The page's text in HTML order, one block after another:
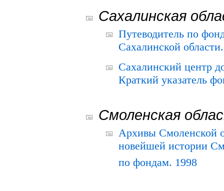
Сахалинская
Путеводитель по
Сахалинской
Сахалинский центр
Краткий указатель
Смоленская
Архивы Смоленской
новейшей истории
по фондам. 1998